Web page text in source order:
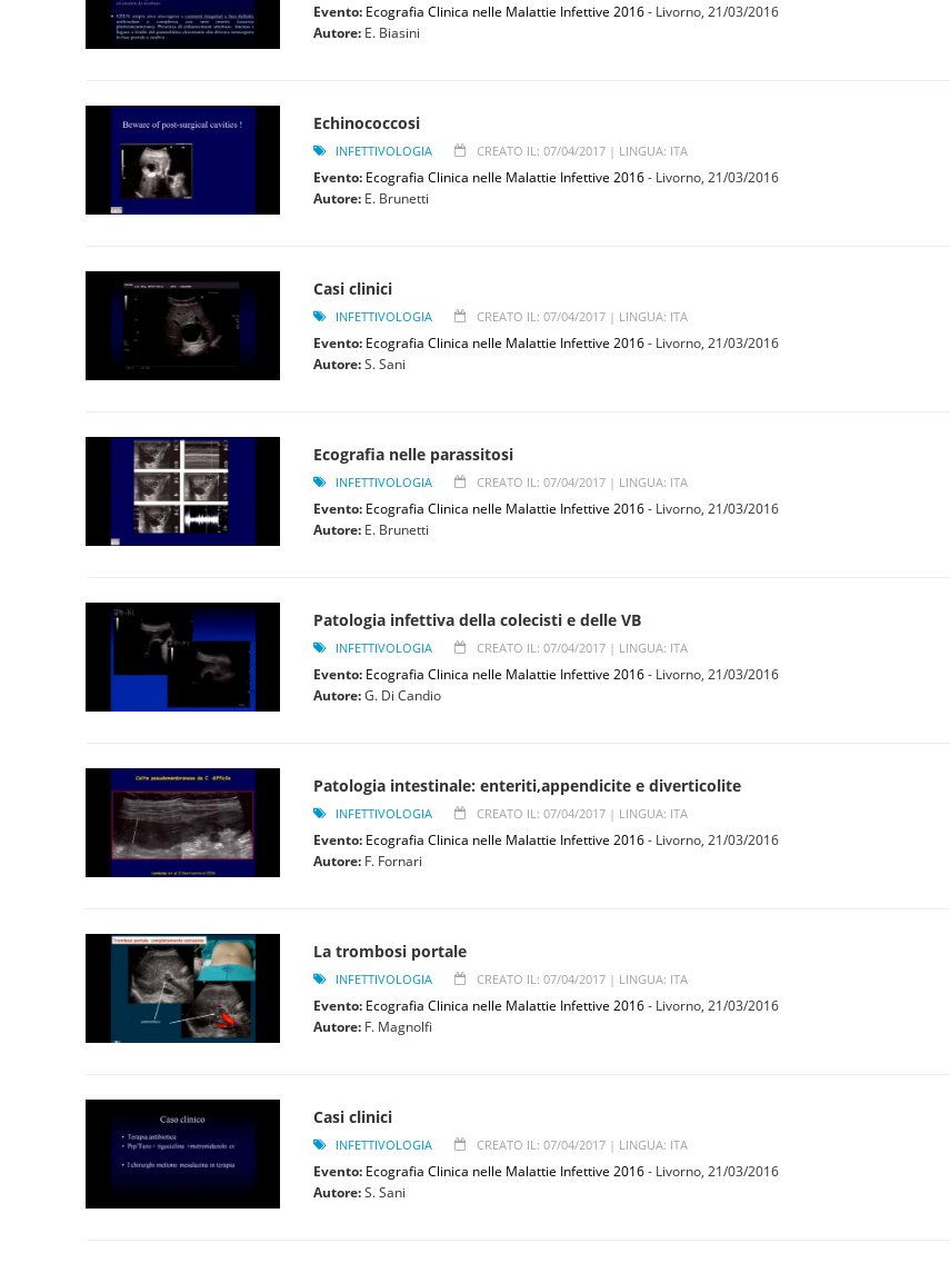
Evento: Ecografia Clinica nelle Malattie Infettive 2016- Livorno, 21/03/2016
Autore: E. Biasini
Echinococcosi
INFETTIVOLOGIA CREATO IL: 07/04/2017 | LINGUA: ITA
Evento: Ecografia Clinica nelle Malattie Infettive 2016- Livorno, 21/03/2016
Autore: E. Brunetti
Casi clinici
INFETTIVOLOGIA CREATO IL: 07/04/2017 | LINGUA: ITA
Evento: Ecografia Clinica nelle Malattie Infettive 2016- Livorno, 21/03/2016
Autore:S. Sani
Ecografia nelle parassitosi
INFETTIVOLOGIA CREATO IL: 07/04/2017 | LINGUA: ITA
Evento: Ecografia Clinica nelle Malattie Infettive 2016- Livorno, 21/03/2016
Autore: E. Brunetti
Patologia infettiva della colecisti e delle VB
INFETTIVOLOGIA CREATO IL: 07/04/2017 | LINGUA: ITA
Evento: Ecografia Clinica nelle Malattie Infettive 2016- Livorno, 21/03/2016
Autore:G. Di Candio
Patologia intestinale: enteriti,appendicite e diverticolite
INFETTIVOLOGIA CREATO IL: 07/04/2017 | LINGUA: ITA
Evento: Ecografia Clinica nelle Malattie Infettive 2016- Livorno, 21/03/2016
Autore: F. Fornari
La trombosi portale
INFETTIVOLOGIA CREATO IL: 07/04/2017 | LINGUA: ITA
Evento: Ecografia Clinica nelle Malattie Infettive 2016- Livorno, 21/03/2016
Autore: F. Magnolfi
Casi clinici
INFETTIVOLOGIA CREATO IL: 07/04/2017 | LINGUA: ITA
Evento: Ecografia Clinica nelle Malattie Infettive 2016- Livorno, 21/03/2016
Autore:S. Sani